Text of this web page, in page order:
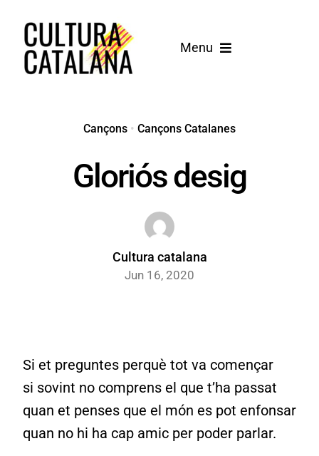
content
Menu
Cançons
Blog
Cançons • Cançons Catalanes
Gloriós desig
Cultura catalana
Jun 16, 2020
Si et preguntes perquè tot va començar
si sovint no comprens el que t’ha passat
quan et penses que el món es pot enfonsar
quan no hi ha cap amic per poder parlar.